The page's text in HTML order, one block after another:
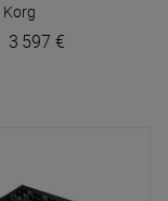
Korg
3 597 €